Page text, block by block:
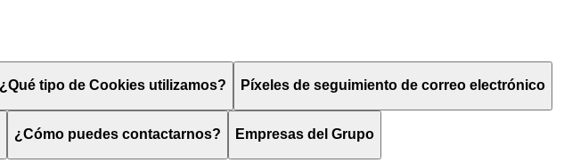
¿Qué tipo de Cookies utilizamos? Píxeles de seguimiento de correo electrónico
¿Cómo puedes contactarnos? Empresas del Grupo